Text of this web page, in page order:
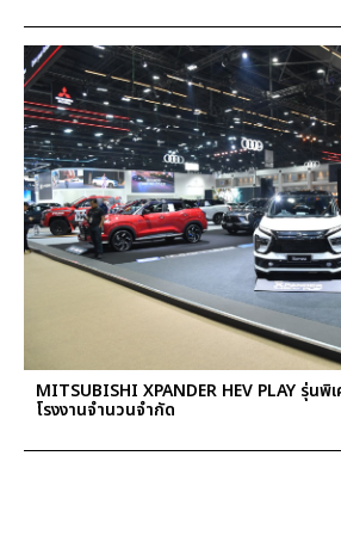
MITSUBISHI XPANDER HEV PLAY รุ่นพิ
โรงงานจำนวนจำกัด